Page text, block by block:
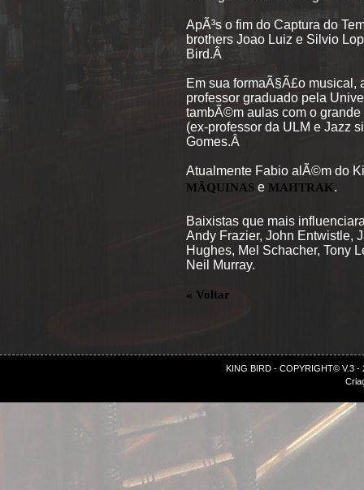
ApÃ³s o fim do Captura do
brothers Joao Luiz e Silvio
Bird.Â
Em sua formaÃ§Ã£o musical,
professor graduado pela
tambÃ©m aulas com o
(ex-professor da ULM e Jazz
Gomes.Â
Atualmente Fabio alÃ©m do
MÃQUINAS e MAHTRAK.
Baixistas que mais
Andy Frazier, John Entwistle,
Hughes, Mel Schacher, Tony
Neil Murray.
« Voltar
KING BIRD - COPYRIGHT© V.3 -